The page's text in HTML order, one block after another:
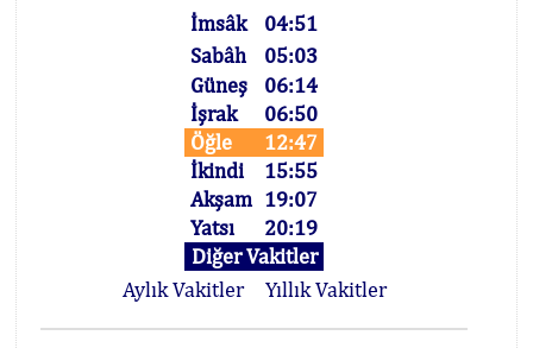
İmsâk
04:51
Sabâh
05:03
Güneş
06:14
İşrak
06:50
Öğle
12:47
İkindi
15:55
Akşam 19:07
Yatsı
20:19
Diğer Vakitler
Aylık Vakitler
Yıllık Vakitler